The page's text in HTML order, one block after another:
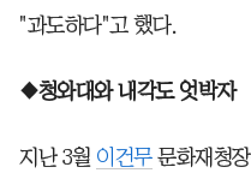
"과도하다"고 했다.
◆청와대와 내각도 엇박자
지난 3월 이건무문화재청